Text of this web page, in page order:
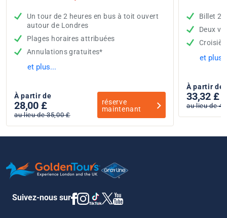
Un tour de 2 heures en bus à toit ouvert
autour de Londres
Plages horaires attribuées
Annulations gratuites*
et plus...
À partir de
28,00 £
au lieu de 35,00 £
réserve
maintenant
Billet
Deux
et
À partir de
33,32 £
au lieu de
Suivez-nous sur